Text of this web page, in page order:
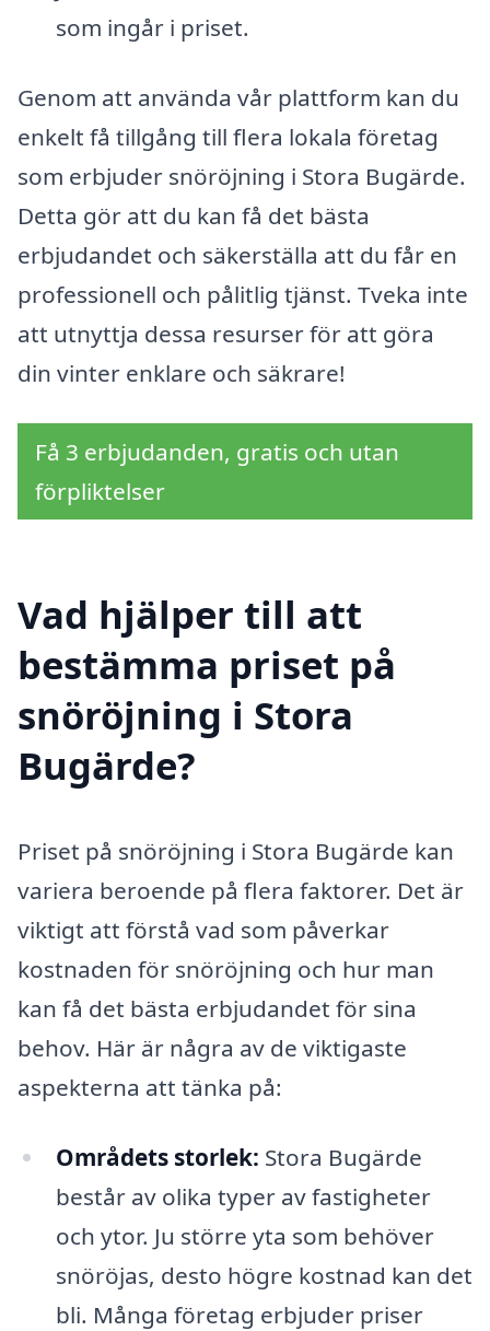
som ingår i priset.
Genom att använda vår plattform kan du
enkelt få tillgång till flera lokala företag
som erbjuder snöröjning i Stora Bugärde.
Detta gör att du kan få det bästa
erbjudandet och säkerställa att du får en
professionell och pålitlig tjänst. Tveka inte
att utnyttja dessa resurser för att göra
din vinter enklare och säkrare!
Få 3 erbjudanden, gratis och utan
förpliktelser
Vad hjälper till att
bestämma priset på
snöröjning i Stora
Bugärde?
Priset på snöröjning i Stora Bugärde kan
variera beroende på flera faktorer. Det är
viktigt att förstå vad som påverkar
kostnaden för snöröjning och hur man
kan få det bästa erbjudandet för sina
behov. Här är några av de viktigaste
aspekterna att tänka på:
Områdets storlek: Stora Bugärde
består av olika typer av fastigheter
och ytor. Ju större yta som behöver
snöröjas, desto högre kostnad kan det
bli. Många företag erbjuder priser